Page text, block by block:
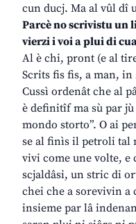
cun ducj. Ma al vûl dî
Parcè no scrivistu un
vierzi i voi a plui di
Al è chi, pront (e al
Scrits fis fis, a man, in
Cussì ordenât che al
è definitîf ma sù par
mondo storto”. O ai
se al finìs il petroli tal
vivi come une volte, e
scjaldâsi, un stric di
chei che a sorevivin a
insieme par lâ